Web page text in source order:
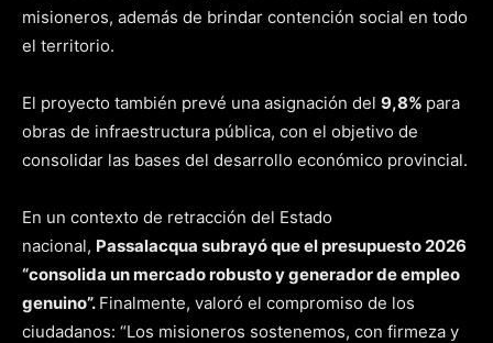
misioneros, además de brindar contención social en todo
el territorio.
El proyecto también prevé una asignación del 9,8% para
obras de infraestructura pública, con el objetivo de
consolidar las bases del desarrollo económico provincial.
En un contexto de retracción del Estado
nacional, Passalacqua subrayó que el presupuesto 2026
“consolida un mercado robusto y generador de empleo
genuino”. Finalmente, valoró el compromiso de los
ciudadanos: “Los misioneros sostenemos, con firmeza y